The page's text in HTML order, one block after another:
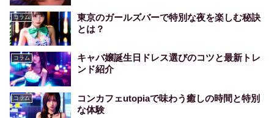
コラム
東京のガールズバーで特別な夜を楽しむ秘訣
とは？
コラム
キャバ嬢誕生日ドレス選びのコツと最新トレ
ンド紹介
コラム
コンカフェutopiaで味わう癒しの時間と特別
な体験